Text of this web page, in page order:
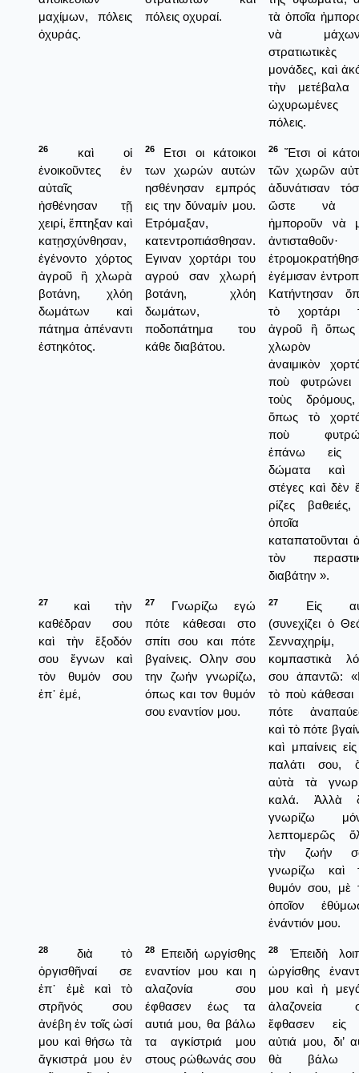
μαχίμων, πόλεις
ὀχυράς.
πόλεις οχυραί.
τὰ ὁποῖα
νὰ
στρατιωτικὲς
μονάδες, καὶ
τὴν μετέβαλα
ὠχυρωμένες
πόλεις.
26
καὶ οἱ
ἐνοικοῦντες ἐν
αὐταῖς
ἠσθένησαν τῇ
χειρί, ἔπτηξαν καὶ
κατῃσχύνθησαν,
ἐγένοντο χόρτος
ἀγροῦ ἢ χλωρὰ
βοτάνη, χλόη
δωμάτων καὶ
πάτημα ἀπέναντι
ἑστηκότος.
26
Ετσι οι κάτοικοι
των χωρών αυτών
ησθένησαν εμπρός
εις την δύναμίν μου.
Ετρόμαξαν,
κατεντροπιάσθησαν.
Εγιναν χορτάρι του
αγρού σαν χλωρή
βοτάνη, χλόη
δωμάτων,
ποδοπάτημα του
κάθε διαβάτου.
26
Ἔτσι οἱ
τῶν χωρῶν
ἀδυνάτισαν
ὥστε νὰ
ἠμποροῦν νὰ
ἀντισταθοῦν·
ἐγέμισαν
Κατήντησαν
τὸ χορτάρι
ἀγροῦ ἢ ὅπως
χλωρὸν
ἀναιμικὸν
ποὺ φυτρώνει
τοὺς
ὅπως τὸ
ποὺ
ἐπάνω εἰς
δώματα καὶ
στέγες καὶ δὲν
ρίζες
ὁποῖα
καταπατοῦνται
τὸν
διαβάτην ».
27
καὶ τὴν
καθέδραν σου
καὶ τὴν ἔξοδόν
σου ἔγνων καὶ
τὸν θυμόν σου
ἐπ᾿ ἐμέ,
27
Γνωρίζω εγώ
πότε κάθεσαι στο
σπίτι σου και πότε
βγαίνεις. Ολην σου
την ζωήν γνωρίζω,
όπως και τον θυμόν
σου εναντίον μου.
27
Εἰς
(συνεχίζει ὁ
Σενναχηρίμ,
κομπαστικὰ
σου ἀπαντῶ:
τὸ ποὺ κάθεσαι
πότε
καὶ τὸ πότε
καὶ μπαίνεις
παλάτι σου,
αὐτὰ τὰ
καλά. Ἀλλὰ
γνωρίζω
λεπτομερῶς
τὴν ζωήν
γνωρίζω καὶ
θυμόν σου, μὲ
ὁποῖον
ἐνάντιόν μου.
28
διὰ τὸ
ὀργισθῆναί σε
ἐπ᾿ ἐμὲ καὶ τὸ
στρῆνός σου
ἀνέβη ἐν τοῖς ὠσί
μου καὶ θήσω τὰ
ἄγκιστρά μου ἐν
28
Επειδή ωργίσθης
εναντίον μου και η
αλαζονία σου
έφθασεν έως τα
αυτιά μου, θα βάλω
τα αγκίστριά μου
στους ρώθωνάς σου
28
Ἐπειδὴ
ὠργίσθης
μου καὶ ἡ
ἀλαζονεία
ἔφθασεν εἰς
αὐτιά μου, δι’
θὰ βάλω